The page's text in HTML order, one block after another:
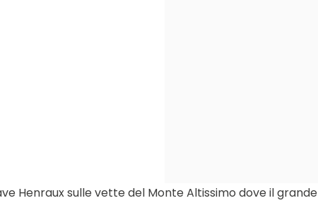
Henraux sulle vette del Monte Altissimo dove il